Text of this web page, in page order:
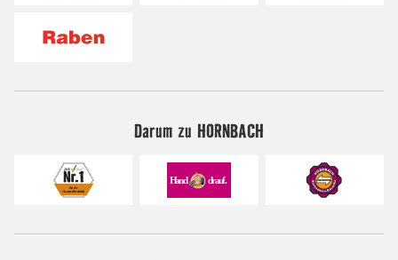
Darum zu HORNBACH